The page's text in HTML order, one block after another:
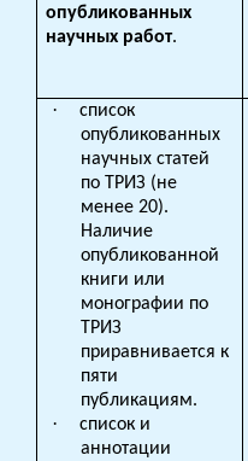
опубликованных
научных работ.
·
список
опубликованных
научных статей
по ТРИЗ (не
менее 20).
Наличие
опубликованной
книги или
монографии по
ТРИЗ
приравнивается к
пяти
публикациям.
·
список и
аннотации